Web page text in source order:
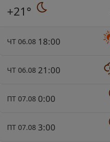
+21°
ЧТ 06.08 18:00
ЧТ 06.08 21:00
ПТ 07.08 0:00
ПТ 07.08 3:00